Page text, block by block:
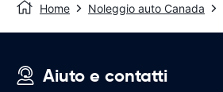
Home Noleggio auto Canada
Aiuto e contatti